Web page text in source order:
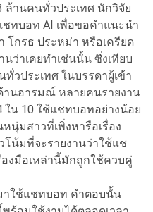
านคนทั่วประเทศ นักวิจัย
ชทบอท AI เพื่อขอคำแนะนำ
โกรธ ประหม่า หรือเครียด
ว่าเคยทำเช่นนั้น ซึ่งเทียบ
วประเทศ ในบรรดาผู้เข้า
นอารมณ์ หลายคนรายงาน
ใน 10 ใช้แชทบอทอย่างน้อย
นุ่มสาวที่เพิ่งหารือเรื่อง
น้มที่จะรายงานว่าใช้แช
งมือเหล่านี้มักถูกใช้ควบคู่
ใช้แชทบอท คำตอบนั้น